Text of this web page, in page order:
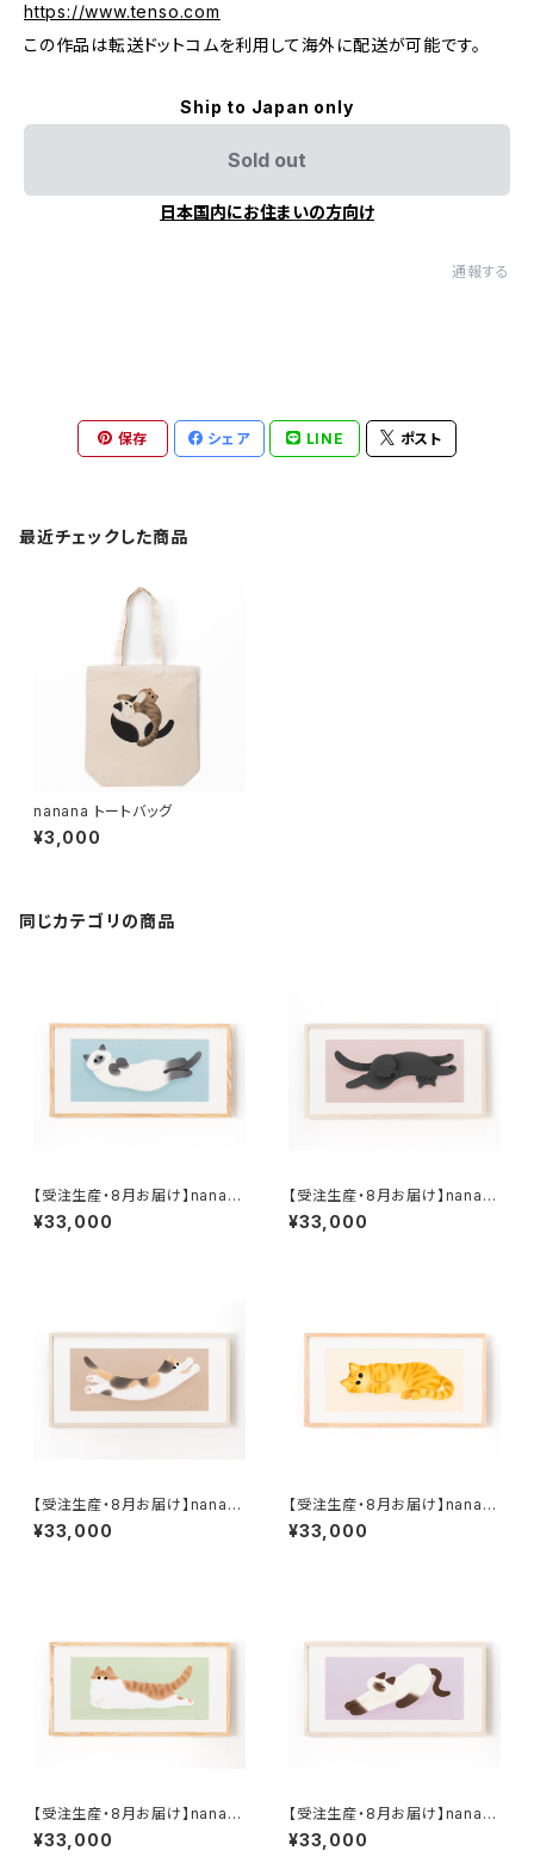
https://www.tenso.com
この作品は転送ドットコムを利用して海外に配送が可能です。
Ship to Japan only
Sold out
日本国内にお住まいの方向け
通報する
保存 シェア LINE ポスト
最近チェックした商品
nanana トートバッグ
¥3,000
同じカテゴリの商品
【受注生産・8月お届け】nanan
a 複製原画１ 「リラックスのび
のび」 額装込み、直筆サイン入
¥33,000
【受注生産・8月お届け】nanan
a 複製原画２ 「ごきげんのびの
び」 額装込み、直筆サイン入り
¥33,000
【受注生産・8月お届け】nanan
a 複製原画３ 「長くのびのび」
額装込み、直筆サイン入り
¥33,000
【受注生産・8月お届け】nanan
a 複製原画４ 「のんびりのび
のび」 額装込み、直筆サイン入
¥33,000
【受注生産・8月お届け】nanan
a 複製原画５ 「くつろぎのびの
び」 額装込み、直筆サイン入り
¥33,000
【受注生産・8月お届け】nanan
a 複製原画６ 「寝起きのびの
び」 額装込み、直筆サイン入り
¥33,000